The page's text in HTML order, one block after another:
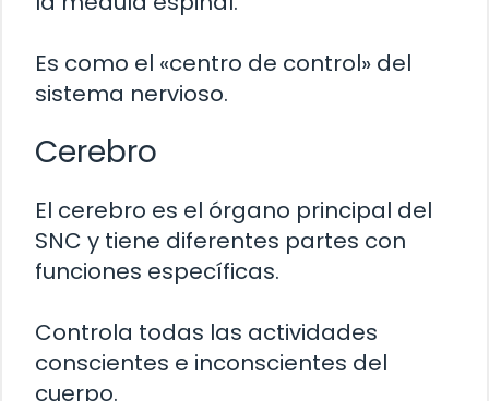
Es como el «centro de control» del
sistema nervioso.
Cerebro
El cerebro es el órgano principal del
SNC y tiene diferentes partes con
funciones específicas.
Controla todas las actividades
conscientes e inconscientes del
cuerpo.